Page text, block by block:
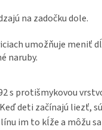
na zadočku dole.
umožňuje meniť
naruby.
s protišmykovou
deti začínajú liezť,
im to kĺže a môžu